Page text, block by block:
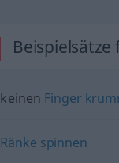
keinen Finger
Ränke spinnen